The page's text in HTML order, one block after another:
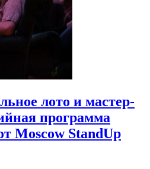
лото и мастер-
программа
Moscow StandUp